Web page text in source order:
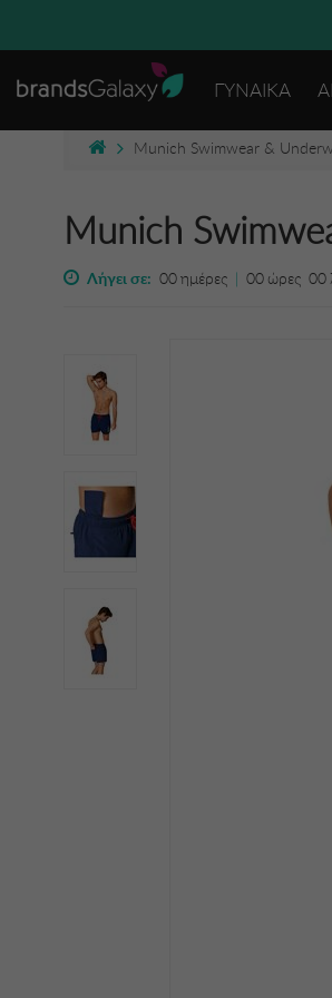
ΓΥΝΑΙΚΑ
Munich Swimwear &
Munich
Λήγει σε: 00ημέρες | 00 ώρες 00